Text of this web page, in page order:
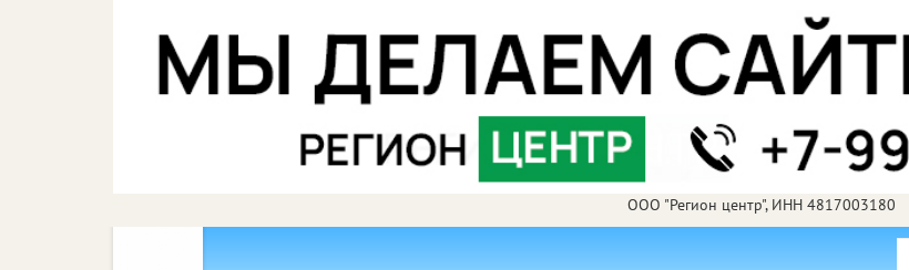
ООО "Регион центр", ИНН 4817003180